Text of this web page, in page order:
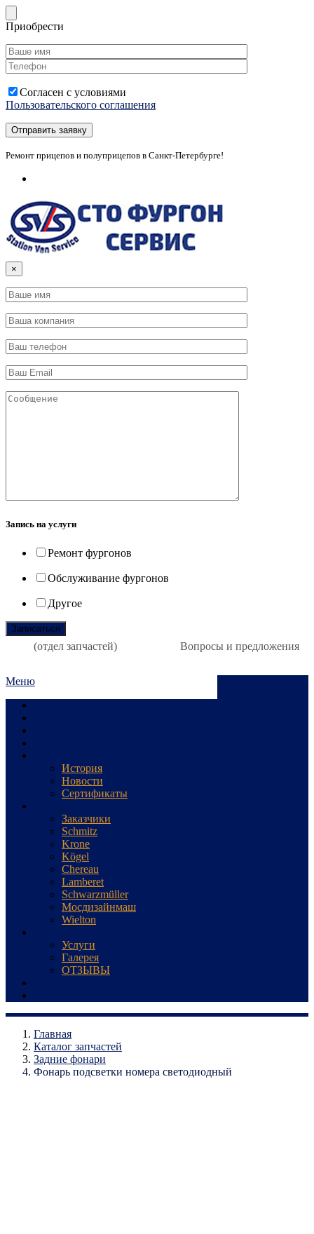
Приобрести
Согласен с условиями
Пользовательского соглашения
Ремонт прицепов и полуприцепов в Санкт-Петербурге!
×
Запись на услуги
Ремонт фургонов
Обслуживание фургонов
Другое
(отдел запчастей) Вопросы и предложения
Меню
История
Новости
Сертификаты
Заказчики
Schmitz
Krone
Kögel
Chereau
Lamberet
Schwarzmüller
Мосдизайнмаш
Wielton
Услуги
Галерея
ОТЗЫВЫ
Главная
Каталог запчастей
Задние фонари
Фонарь подсветки номера светодиодный